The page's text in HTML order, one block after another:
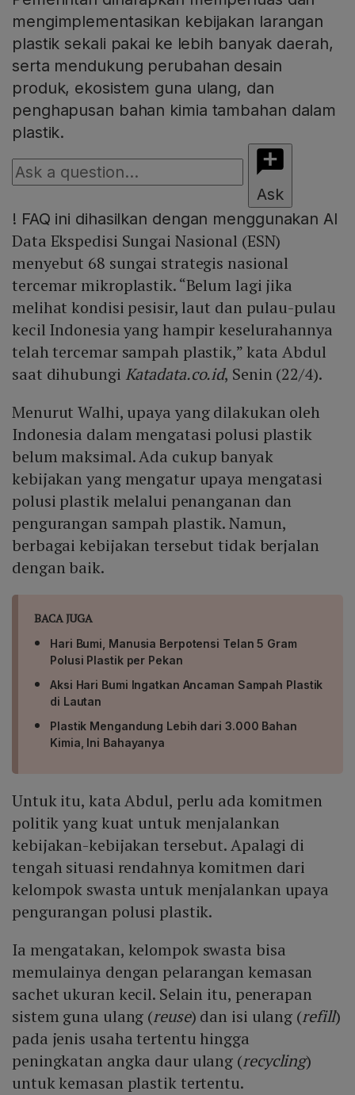
mengimplementasikan kebijakan larangan
plastik sekali pakai ke lebih banyak daerah,
serta mendukung perubahan desain
produk, ekosistem guna ulang, dan
penghapusan bahan kimia tambahan dalam
plastik.
Ask
! FAQ ini dihasilkan dengan menggunakan AI
Data Ekspedisi Sungai Nasional (ESN)
menyebut 68 sungai strategis nasional
tercemar mikroplastik. “Belum lagi jika
melihat kondisi pesisir, laut dan pulau-pulau
kecil Indonesia yang hampir keselurahannya
telah tercemar sampah plastik,” kata Abdul
saat dihubungi Katadata.co.id, Senin (22/4).
Menurut Walhi, upaya yang dilakukan oleh
Indonesia dalam mengatasi polusi plastik
belum maksimal. Ada cukup banyak
kebijakan yang mengatur upaya mengatasi
polusi plastik melalui penanganan dan
pengurangan sampah plastik. Namun,
berbagai kebijakan tersebut tidak berjalan
dengan baik.
BACA JUGA
Hari Bumi, Manusia Berpotensi Telan 5 Gram
Polusi Plastik per Pekan
Aksi Hari Bumi Ingatkan Ancaman Sampah Plastik
di Lautan
Plastik Mengandung Lebih dari 3.000 Bahan
Kimia, Ini Bahayanya
Untuk itu, kata Abdul, perlu ada komitmen
politik yang kuat untuk menjalankan
kebijakan-kebijakan tersebut. Apalagi di
tengah situasi rendahnya komitmen dari
kelompok swasta untuk menjalankan upaya
pengurangan polusi plastik.
Ia mengatakan, kelompok swasta bisa
memulainya dengan pelarangan kemasan
sachet ukuran kecil. Selain itu, penerapan
sistem guna ulang (reuse) dan isi ulang (refill)
pada jenis usaha tertentu hingga
peningkatan angka daur ulang (recycling)
untuk kemasan plastik tertentu.